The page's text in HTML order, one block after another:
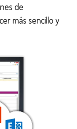
de
más sencillo y